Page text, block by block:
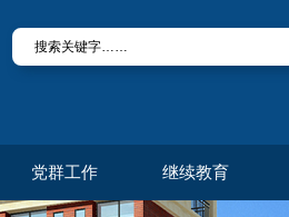
党群工作 继续教育